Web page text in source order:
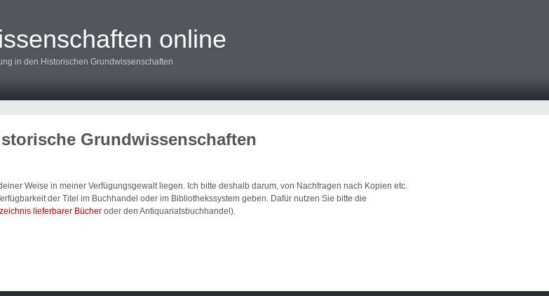
online
in den Historischen Grundwissenschaften
Grundwissenschaften
Weise in meiner Verfügungsgewalt liegen. Ich bitte deshalb darum, von Nachfragen nach Kopien etc.
der Titel im Buchhandel oder im Bibliothekssystem geben. Dafür nutzen Sie bitte die
lieferbarer Bücher oder den Antiquariatsbuchhandel).